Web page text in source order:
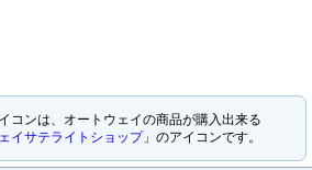
コンは、オートウェイの商品が購入出来る
イサテライトショップ」のアイコンです。